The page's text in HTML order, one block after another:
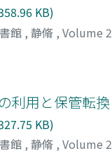
KB)
館 , 静脩 , Volume 2
利用と保管転換
KB)
館 , 静脩 , Volume 2